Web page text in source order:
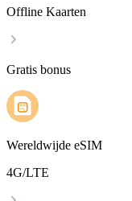
Offline Kaarten
Gratis bonus
Wereldwijde eSIM
4G/LTE